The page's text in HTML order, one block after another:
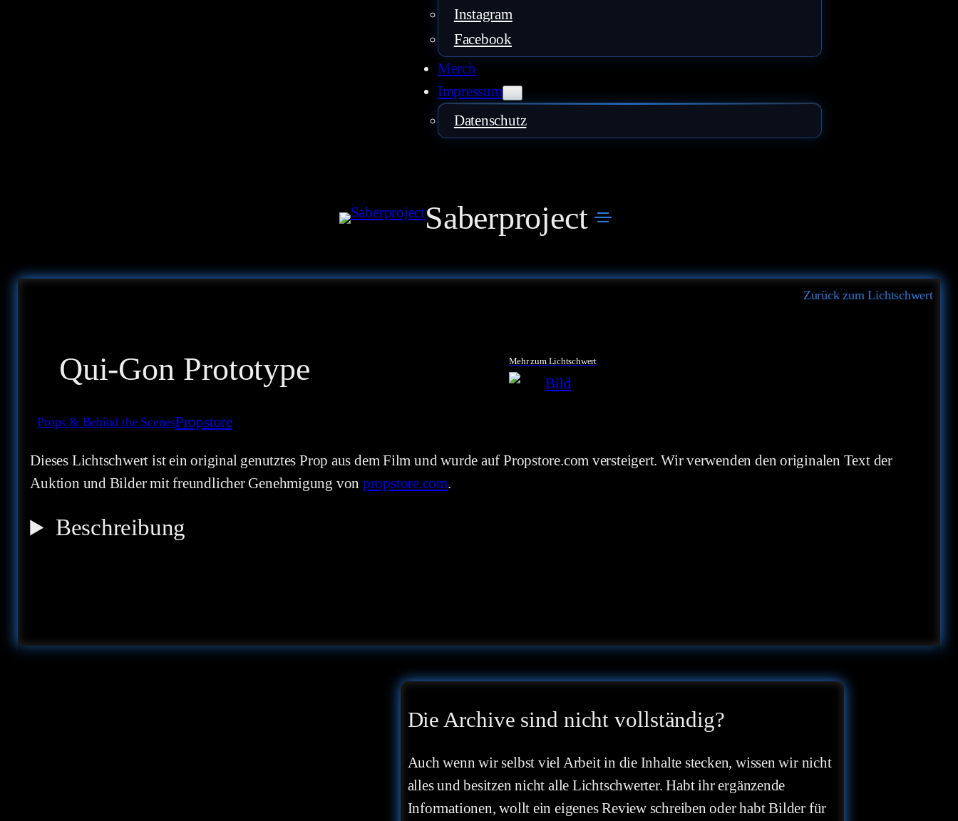
Instagram
Facebook
Merch
Impressum
Datenschutz
Saberproject
Zurück zum Lichtschwert
Qui-Gon Prototype Mehr zum Lichtschwert
Props & Behind the ScenesPropstore
Dieses Lichtschwert ist ein original genutztes Prop aus dem Film und wurde auf Propstore.com versteigert. Wir verwenden den originalen Text der
Auktion und Bilder mit freundlicher Genehmigung von propstore.com.
Beschreibung
Die Archive sind nicht vollständig?
Auch wenn wir selbst viel Arbeit in die Inhalte stecken, wissen wir nicht
alles und besitzen nicht alle Lichtschwerter. Habt ihr ergänzende
Informationen, wollt ein eigenes Review schreiben oder habt Bilder für